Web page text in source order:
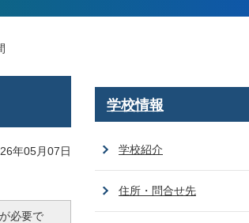
年05月07日
必要で
学校情報
学校紹介
住所・問合せ先